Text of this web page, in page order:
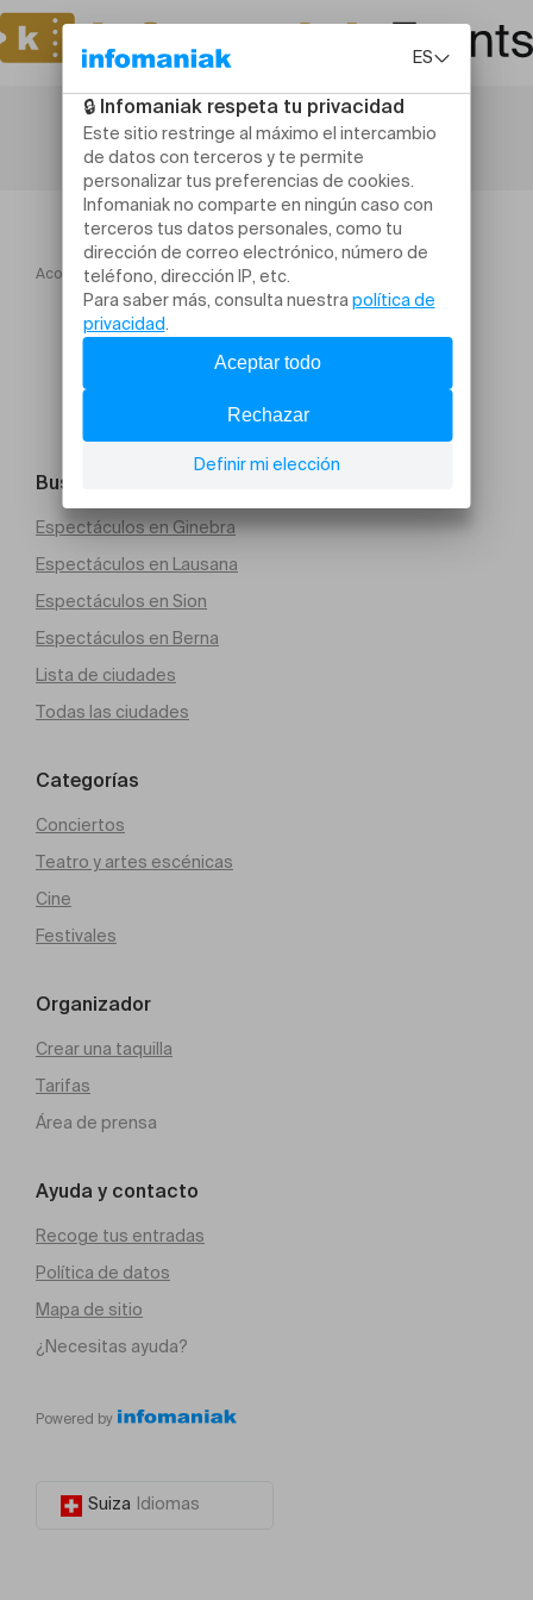
Acogida Conciertos Zazie
Buscar un evento
Espectáculos en Ginebra
Espectáculos en Lausana
Espectáculos en Sion
Espectáculos en Berna
Lista de ciudades
Todas las ciudades
Categorías
Conciertos
Teatro y artes escénicas
Cine
Festivales
Organizador
Crear una taquilla
Tarifas
Área de prensa
Ayuda y contacto
Recoge tus entradas
Política de datos
Mapa de sitio
¿Necesitas ayuda?
Powered by
Suiza Idiomas